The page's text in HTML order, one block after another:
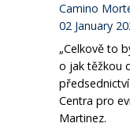
Camino
02 January
„Celkově to
o jak těžkou
Centra pro
Martinez.